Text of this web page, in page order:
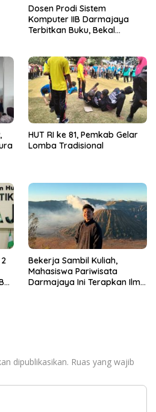
Dosen Prodi Sistem
Komputer IIB Darmajaya
Terbitkan Buku, Bekal
HUT RI ke 81, Pemkab Gelar
Lomba Tradisional
Bekerja Sambil Kuliah,
Mahasiswa Pariwisata
Darmajaya Ini Terapkan Ilmu
dipublikasikan. Ruas yang wajib